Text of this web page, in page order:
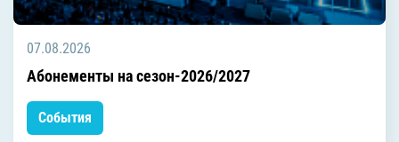
07.08.2026
Абонементы на сезон-2026/2027
События